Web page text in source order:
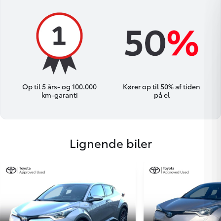
Op til 5 års- og 100.000
km-garanti
Kører op til 50% af tiden
på el
Lignende biler